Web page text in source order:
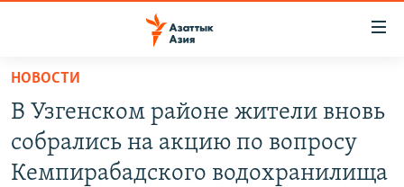
Вернуться
основному
содержанию
Вернутся
КАЗАХСТАН
НОВОСТИ
ВОЙНА В УКРАИНЕ
НОВОСТИ
В Узгенском районе жители вновь
собрались на акцию по вопросу
Кемпирабадского водохранилища